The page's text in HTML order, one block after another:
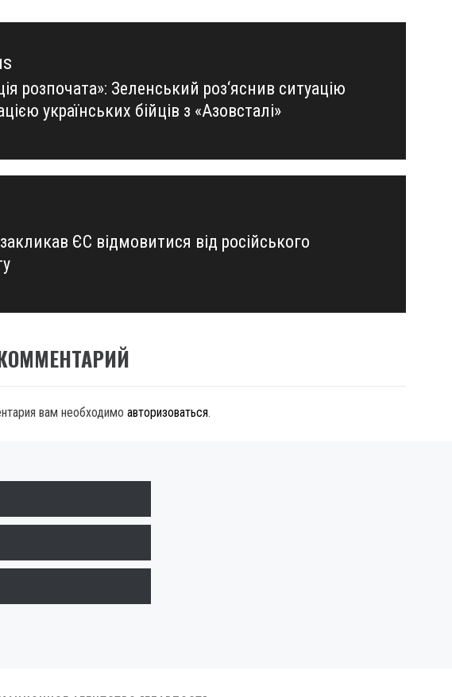
розпочата»: Зеленський роз‘яснив ситуацію
українських бійців з «Азовсталі»
ЄС відмовитися від російського
вам необходимо авторизоваться.